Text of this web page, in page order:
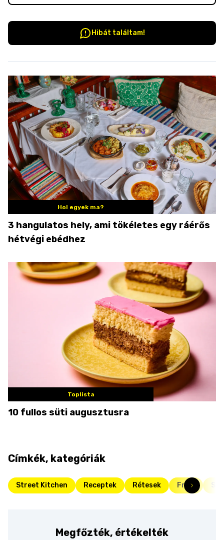
Hibát találtam!
Hol egyek ma?
3 hangulatos hely, ami tökéletes egy ráérős
hétvégi ebédhez
Toplista
10 fullos süti augusztusra
Címkék, kategóriák
Street Kitchen Receptek Rétesek Friss
Megfőzték, értékelték